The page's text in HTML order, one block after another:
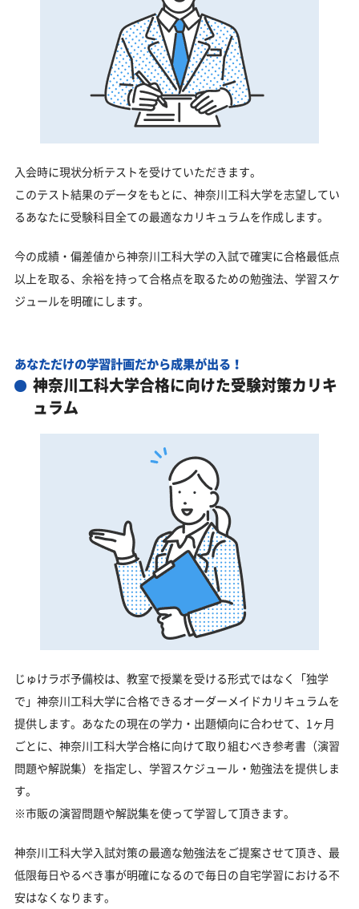
入会時に現状分析テストを受けていただきます。
このテスト結果のデータをもとに、神奈川工科大学を志望してい
るあなたに受験科目全ての最適なカリキュラムを作成します。
今の成績・偏差値から神奈川工科大学の入試で確実に合格最低点
以上を取る、余裕を持って合格点を取るための勉強法、学習スケ
ジュールを明確にします。
あなただけの学習計画だから成果が出る！
神奈川工科大学合格に向けた受験対策カリキ
ュラム
じゅけラボ予備校は、教室で授業を受ける形式ではなく「独学
で」神奈川工科大学に合格できるオーダーメイドカリキュラムを
提供します。あなたの現在の学力・出題傾向に合わせて、1ヶ月
ごとに、神奈川工科大学合格に向けて取り組むべき参考書（演習
問題や解説集）を指定し、学習スケジュール・勉強法を提供しま
す。
※市販の演習問題や解説集を使って学習して頂きます。
神奈川工科大学入試対策の最適な勉強法をご提案させて頂き、最
低限毎日やるべき事が明確になるので毎日の自宅学習における不
安はなくなります。